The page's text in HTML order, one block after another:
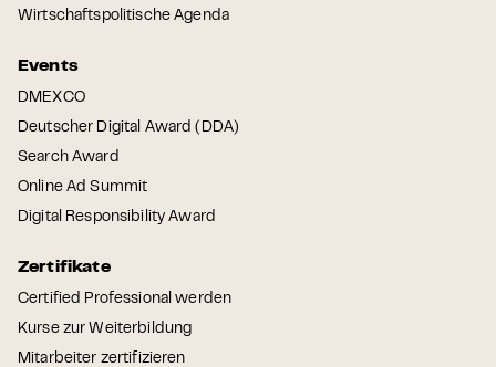
Wirtschaftspolitische Agenda
Events
DMEXCO
Deutscher Digital Award (DDA)
Search Award
Online Ad Summit
Digital Responsibility Award
Zertifikate
Certified Professional werden
Kurse zur Weiterbildung
Mitarbeiter zertifizieren